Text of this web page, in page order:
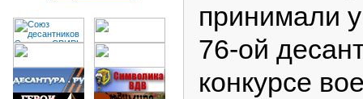
принимали
76-ой
конкурсе